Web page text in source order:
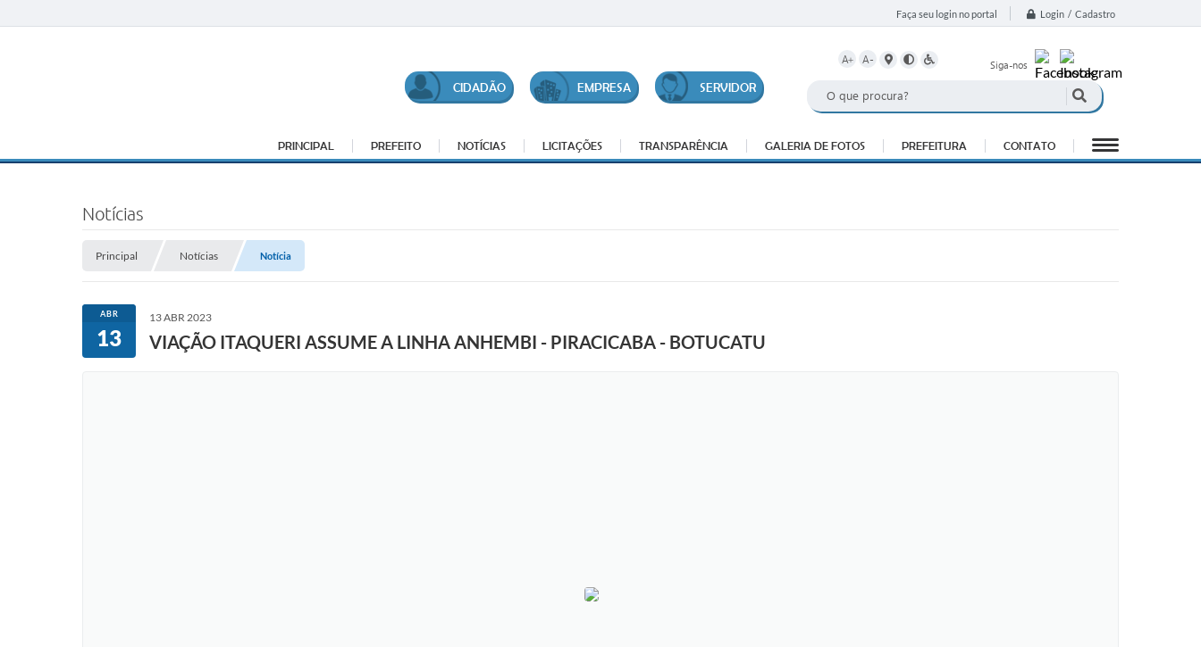
Faça seu login no portal Login / Cadastro
CIDADÃO EMPRESA SERVIDOR
A+ A- Siga-nos
PRINCIPAL PREFEITO NOTÍCIAS LICITAÇÕES TRANSPARÊNCIA GALERIA DE FOTOS PREFEITURA CONTATO
Notícias
Principal Notícias Notícia
ABR
13
13 ABR 2023
VIAÇÃO ITAQUERI ASSUME A LINHA ANHEMBI - PIRACICABA - BOTUCATU